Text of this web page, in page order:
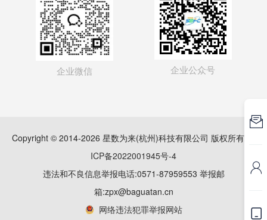
企业微信 企业公众号
Copyright © 2014-2026 星数为来(杭州)科技有限公司 版权所有
ICP备2022001945号-4
违法和不良信息举报电话:0571-87959553 举报邮
箱:zpx@baguatan.cn
网络违法犯罪举报网站


